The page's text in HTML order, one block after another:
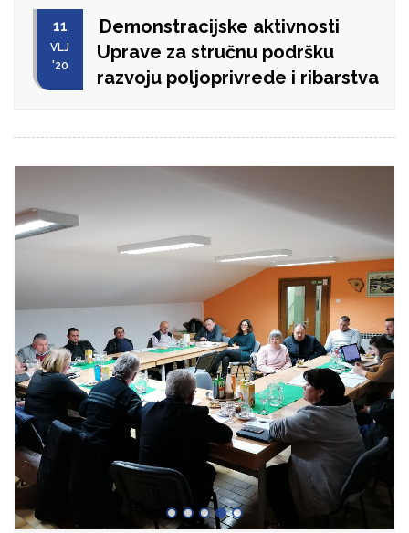
11
VLJ
'20
Demonstracijske aktivnosti
Uprave za stručnu podršku
razvoju poljoprivrede i ribarstva